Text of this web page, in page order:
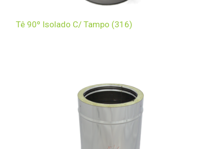
Tê 90º Isolado C/ Tampo (316)